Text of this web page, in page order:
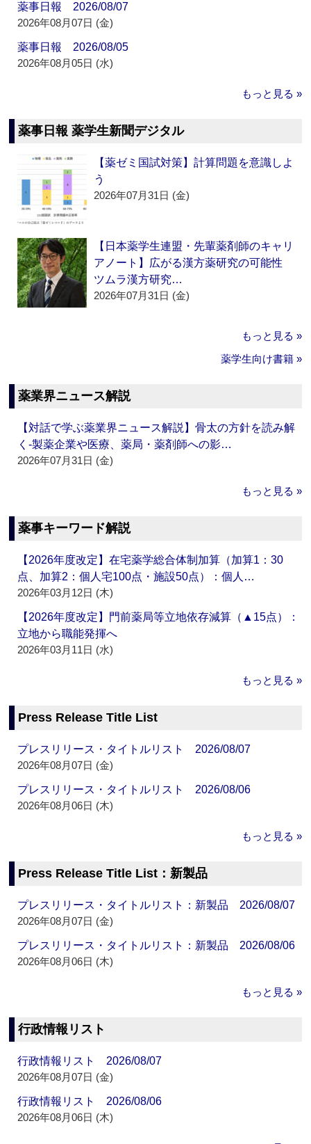
薬事日報 2026/08/07
2026年08月07日 (金)
薬事日報 2026/08/05
2026年08月05日 (水)
もっと見る »
薬事日報 薬学生新聞デジタル
【薬ゼミ国試対策】計算問題を意識しよ
う
2026年07月31日 (金)
【日本薬学生連盟・先輩薬剤師のキャリ
アノート】広がる漢方薬研究の可能性
ツムラ漢方研究…
2026年07月31日 (金)
もっと見る »
薬学生向け書籍 »
薬業界ニュース解説
【対話で学ぶ薬業界ニュース解説】骨太の方針を読み解
く‐製薬企業や医療、薬局・薬剤師への影…
2026年07月31日 (金)
もっと見る »
薬事キーワード解説
【2026年度改定】在宅薬学総合体制加算（加算1：30
点、加算2：個人宅100点・施設50点）：個人…
2026年03月12日 (木)
【2026年度改定】門前薬局等立地依存減算（▲15点）：
立地から職能発揮へ
2026年03月11日 (水)
もっと見る »
Press Release Title List
プレスリリース・タイトルリスト 2026/08/07
2026年08月07日 (金)
プレスリリース・タイトルリスト 2026/08/06
2026年08月06日 (木)
もっと見る »
Press Release Title List：新製品
プレスリリース・タイトルリスト：新製品 2026/08/07
2026年08月07日 (金)
プレスリリース・タイトルリスト：新製品 2026/08/06
2026年08月06日 (木)
もっと見る »
行政情報リスト
行政情報リスト 2026/08/07
2026年08月07日 (金)
行政情報リスト 2026/08/06
2026年08月06日 (木)